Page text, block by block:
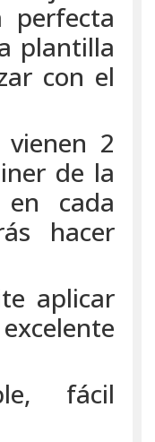
perfecta
plantilla
con el
2
de la
cada
hacer
aplicar
fácil